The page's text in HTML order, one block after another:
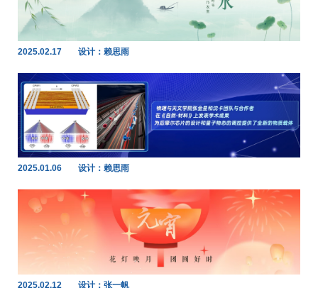
2025.02.17 设计：赖思雨
2025.01.06 设计：赖思雨
2025.02.12 设计：张一帆